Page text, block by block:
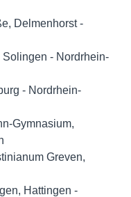
Delmenhorst -
- Nordrhein-
- Nordrhein-
Gymnasium,
Greven,
Hattingen -